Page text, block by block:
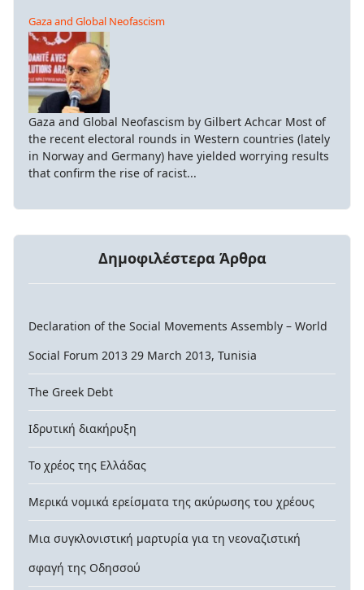
Gaza and Global Neofascism
Gaza and Global Neofascism by Gilbert Achcar Most of
the recent electoral rounds in Western countries (lately
in Norway and Germany) have yielded worrying results
that confirm the rise of racist...
Δημοφιλέστερα Άρθρα
Declaration of the Social Movements Assembly – World
Social Forum 2013 29 March 2013, Tunisia
The Greek Debt
Ιδρυτική διακήρυξη
Το χρέος της Ελλάδας
Μερικά νομικά ερείσματα της ακύρωσης του χρέους
Μια συγκλονιστική μαρτυρία για τη νεοναζιστική
σφαγή της Οδησσού